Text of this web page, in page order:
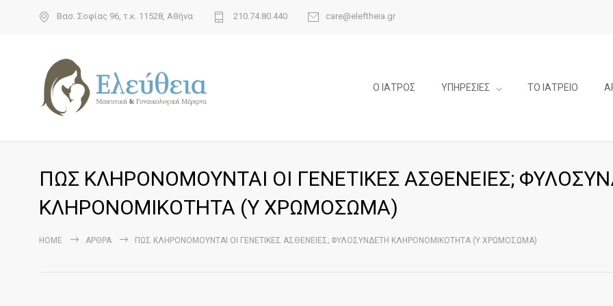
Βασ. Σοφίας 96, τ.κ. 11528, Αθήνα 210.74.80.440 care@eleftheia.gr
Ο ΙΑΤΡΟΣ ΥΠΗΡΕΣΙΕΣ ΤΟ ΙΑΤΡΕΙΟ
ΠΩΣ ΚΛΗΡΟΝΟΜΟΥΝΤΑΙ ΟΙ ΓΕΝΕΤΙΚΕΣ ΑΣΘΕΝΕΙΕΣ;
ΚΛΗΡΟΝΟΜΙΚΟΤΗΤΑ (Υ ΧΡΩΜΟΣΩΜΑ)
HOME ΆΡΘΡΑ ΠΩΣ ΚΛΗΡΟΝΟΜΟΥΝΤΑΙ ΟΙ ΓΕΝΕΤΙΚΕΣ ΑΣΘΕΝΕΙΕΣ; ΦΥΛΟΣΥΝΔΕΤΗ ΚΛΗΡΟΝΟΜΙΚΟΤΗΤΑ (Υ ΧΡΩΜΟΣΩΜΑ)